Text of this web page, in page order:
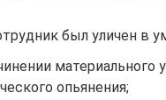
был уличен в
материального
опьянения;